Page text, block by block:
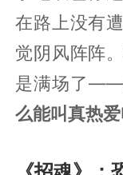
在路上没有
觉阴风阵阵
是满场了——
么能叫真热爱